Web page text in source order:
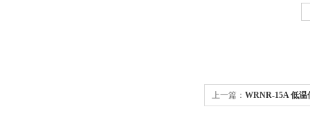
上一篇： WRNR-15A 低温